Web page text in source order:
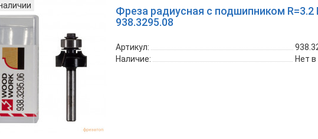
Фреза радиусная с подшипником R=3.2
938.3295.08
Артикул:
Наличие:
Нет